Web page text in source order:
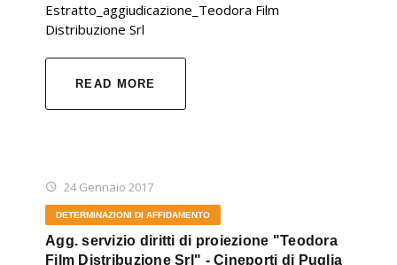
Estratto_aggiudicazione_Teodora Film
Distribuzione Srl
READ MORE
24 Gennaio 2017
DETERMINAZIONI DI AFFIDAMENTO
Agg. servizio diritti di proiezione "Teodora
Film Distribuzione Srl" - Cineporti di Puglia